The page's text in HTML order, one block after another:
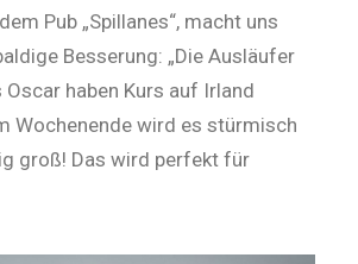
Pub „Spillanes“, macht uns
Besserung: „Die Ausläufer
Oscar haben Kurs auf Irland
Wochenende wird es stürmisch
groß! Das wird perfekt für